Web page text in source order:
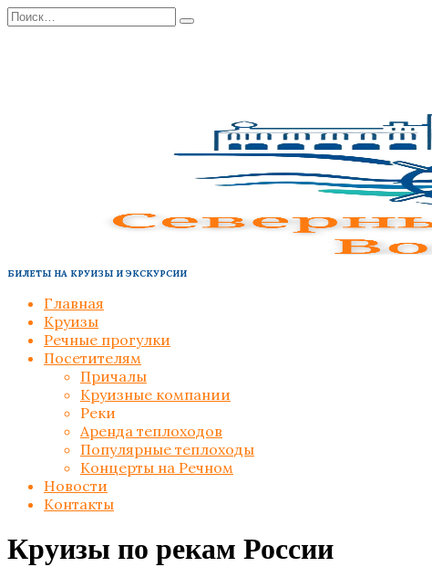
Перейти
к
Search
for:
БИЛЕТЫ НА КРУИЗЫ И ЭКСКУРСИИ
Главная
Круизы
Речные прогулки
Посетителям
Причалы
Круизные компании
Реки
Аренда теплоходов
Популярные теплоходы
Концерты на Речном
Новости
Контакты
Круизы по рекам России